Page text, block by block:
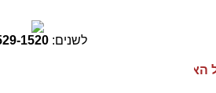
לשנים: -1520
העותומאנית תחת שלטונו של